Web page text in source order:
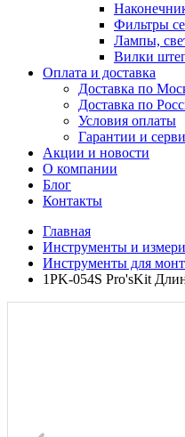
Фильтры
Лампы,
Вилки
Оплата и доставка
Доставка по
Доставка по
Условия оплаты
Гарантии и
Акции и новости
О компании
Блог
Контакты
Главная
Инструменты и
Инструменты для
1PK-054S Pro'sKit